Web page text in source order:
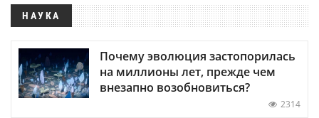
НАУКА
Почему эволюция застопорилась
на миллионы лет, прежде чем
внезапно возобновиться?
2314